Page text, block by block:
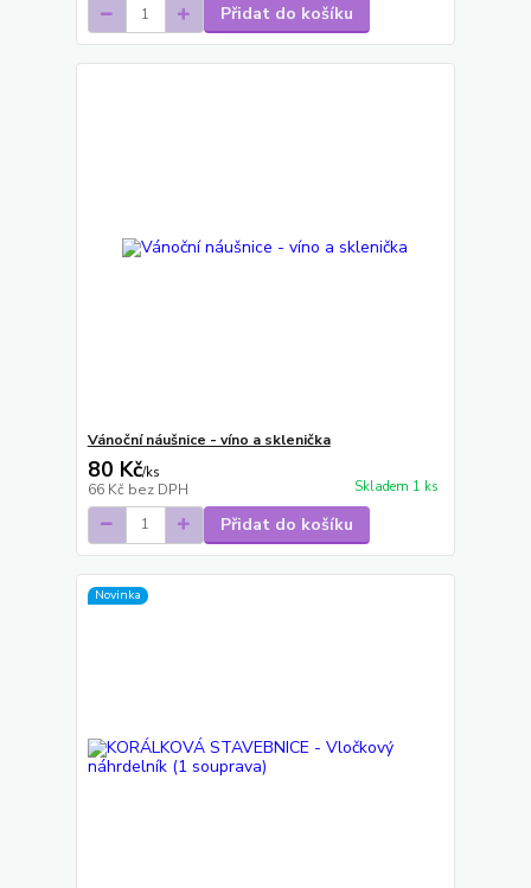
Přidat do košíku
Vánoční náušnice - víno a sklenička
80 Kč/ks
66 Kč bez DPH Skladem 1 ks
Přidat do košíku
Novinka